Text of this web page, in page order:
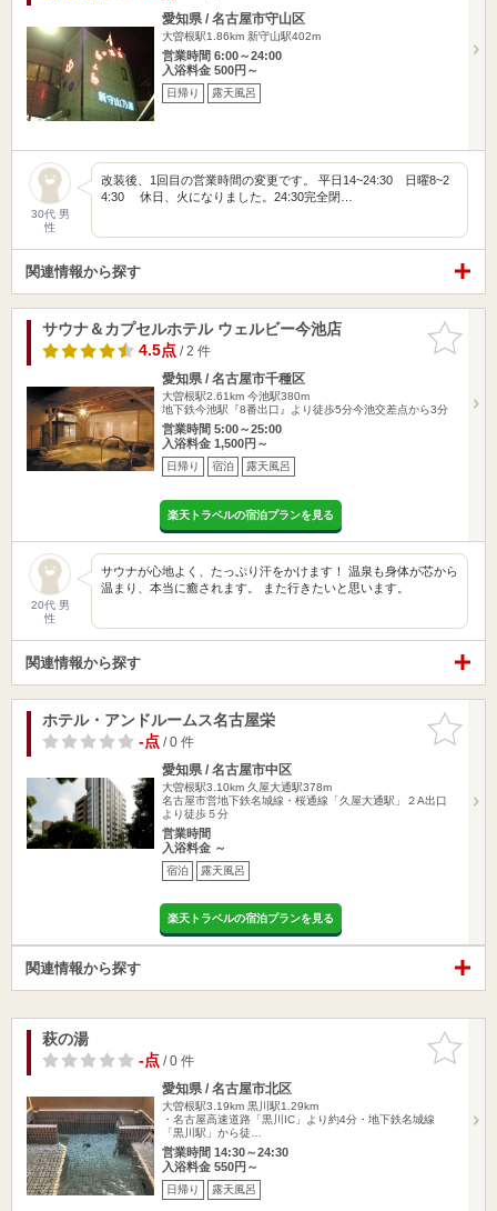
愛知県 / 名古屋市守山区
大曽根駅1.86km 新守山駅402m
営業時間 6:00～24:00
入浴料金 500円～
日帰り 露天風呂
30代 男
性
改装後、1回目の営業時間の変更です。 平日14~24:30 日曜8~2
4:30 休日、火になりました。24:30完全閉…
関連情報から探す
お気に入
りに追加
サウナ＆カプセルホテル ウェルビー今池店
4.5点/ 2 件
愛知県 / 名古屋市千種区
大曽根駅2.61km 今池駅380m
地下鉄今池駅『8番出口』より徒歩5分今池交差点から3分
営業時間 5:00～25:00
入浴料金 1,500円～
日帰り 宿泊 露天風呂
楽天トラベルの宿泊プランを見る
20代 男
性
サウナが心地よく、たっぷり汗をかけます！ 温泉も身体が芯から
温まり、本当に癒されます。 また行きたいと思います。
関連情報から探す
お気に入
りに追加
ホテル・アンドルームス名古屋栄
-点/ 0 件
愛知県 / 名古屋市中区
大曽根駅3.10km 久屋大通駅378m
名古屋市営地下鉄名城線・桜通線「久屋大通駅」２A出口
より徒歩５分
営業時間
入浴料金 ～
宿泊 露天風呂
楽天トラベルの宿泊プランを見る
関連情報から探す
お気に入
りに追加
萩の湯
-点/ 0 件
愛知県 / 名古屋市北区
大曽根駅3.19km 黒川駅1.29km
・名古屋高速道路「黒川IC」より約4分・地下鉄名城線
「黒川駅」から徒…
営業時間 14:30～24:30
入浴料金 550円～
日帰り 露天風呂